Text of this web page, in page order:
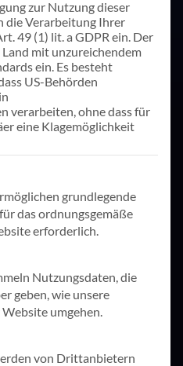
GmbH aus dem
und komplexes
stand das
Ausgangslage.
die IT-Landschaft von
eine reibungslose IT-
Anbindung zu
Verknüpfungen
zu bewältigen und sowohl
individuelle Bedürfnisse
zur Nutzung dieser
die Verarbeitung Ihrer
49 (1) lit. a GDPR ein. Der
mit unzureichendem
ein. Es besteht
US-Behörden
verarbeiten, ohne dass für
eine Klagemöglichkeit
Gruppen, für die eine
grundlegende
das ordnungsgemäße
erforderlich.
Nutzungsdaten, die
geben, wie unsere
umgehen.
von Drittanbietern